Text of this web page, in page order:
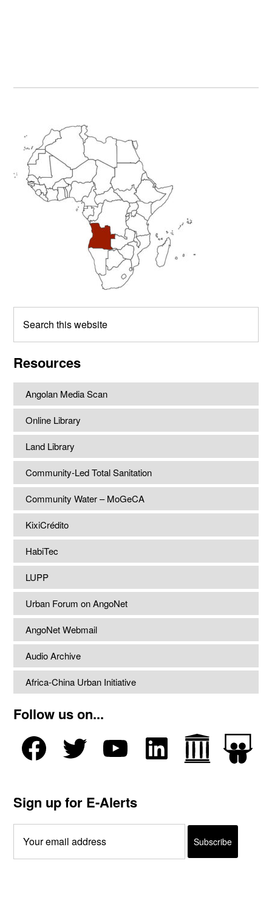
Primary
Sidebar
this
Resources
Angolan Media Scan
Online Library
Land Library
Community-Led Total Sanitation
Community Water – MoGeCA
KixiCrédito
HabiTec
LUPP
Urban Forum on AngoNet
AngoNet Webmail
Audio Archive
Africa-China Urban Initiative
Follow us on...
Sign up for E-Alerts